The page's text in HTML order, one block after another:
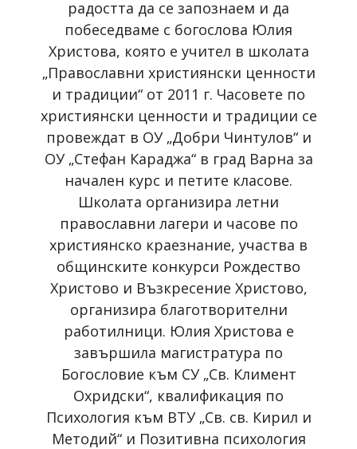
радостта да се запознаем и да
побеседваме с богослова Юлия
Христова, която е учител в школата
„Православни християнски ценности
и традиции“ от 2011 г. Часовете по
християнски ценности и традиции се
провеждат в ОУ „Добри Чинтулов“ и
ОУ „Стефан Караджа“ в град Варна за
начален курс и петите класове.
Школата организира летни
православни лагери и часове по
християнско краезнание, участва в
общинските конкурси Рождество
Христово и Възкресение Христово,
организира благотворителни
работилници. Юлия Христова е
завършила магистратура по
Богословие към СУ „Св. Климент
Охридски“, квалификация по
Психология към ВТУ „Св. св. Кирил и
Методий“ и Позитивна психология